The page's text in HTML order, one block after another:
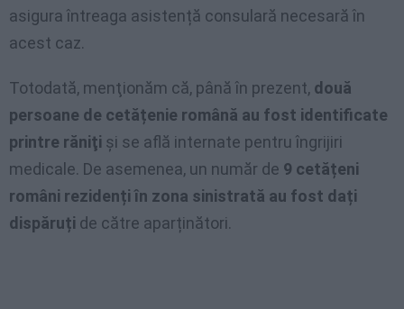
asigura întreaga asistență consulară necesară în
acest caz.
Totodată, menţionăm că, până în prezent, două
persoane de cetățenie română au fost identificate
printre răniţi și se află internate pentru îngrijiri
medicale. De asemenea, un număr de 9 cetățeni
români rezidenți în zona sinistrată au fost dați
dispăruți de către aparținători.